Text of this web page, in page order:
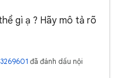
gì ạ ? Hãy mô tả rõ
đã đánh dấu nội